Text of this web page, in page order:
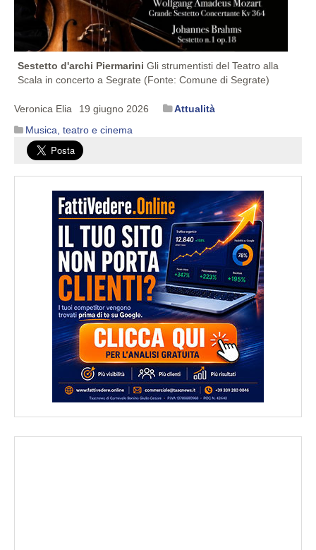
Sestetto d'archi Piermarini Gli strumentisti del Teatro alla
Scala in concerto a Segrate (Fonte: Comune di Segrate)
Veronica Elia 19 giugno 2026
Attualità
Musica, teatro e cinema